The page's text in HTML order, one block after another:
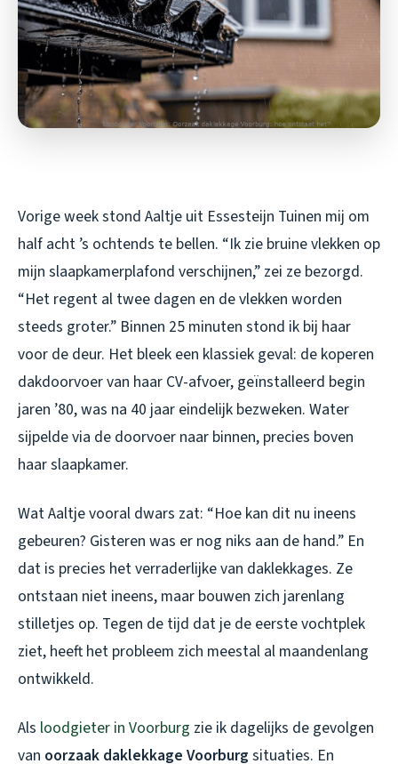
Vorige week stond Aaltje uit Essesteijn Tuinen mij om
half acht ’s ochtends te bellen. “Ik zie bruine vlekken op
mijn slaapkamerplafond verschijnen,” zei ze bezorgd.
“Het regent al twee dagen en de vlekken worden
steeds groter.” Binnen 25 minuten stond ik bij haar
voor de deur. Het bleek een klassiek geval: de koperen
dakdoorvoer van haar CV-afvoer, geïnstalleerd begin
jaren ’80, was na 40 jaar eindelijk bezweken. Water
sijpelde via de doorvoer naar binnen, precies boven
haar slaapkamer.
Wat Aaltje vooral dwars zat: “Hoe kan dit nu ineens
gebeuren? Gisteren was er nog niks aan de hand.” En
dat is precies het verraderlijke van daklekkages. Ze
ontstaan niet ineens, maar bouwen zich jarenlang
stilletjes op. Tegen de tijd dat je de eerste vochtplek
ziet, heeft het probleem zich meestal al maandenlang
ontwikkeld.
Als loodgieter in Voorburg zie ik dagelijks de gevolgen
van oorzaak daklekkage Voorburg situaties. En